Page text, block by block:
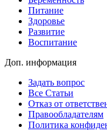
Питание
Здоровье
Развитие
Воспитание
Доп. информация
Задать вопрос
Все Статьи
Отказ от
Правообладателям
Политика